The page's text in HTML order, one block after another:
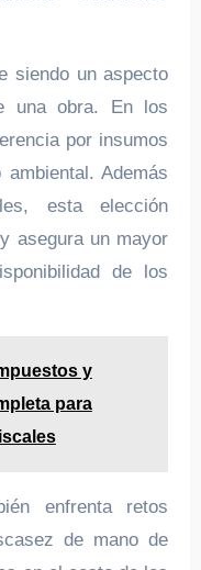
siendo un aspecto
una obra. En los
por insumos
Además
esta elección
asegura un mayor
de los
y
para
enfrenta retos
de mano de